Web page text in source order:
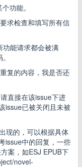
功能。
求检查和填写所有信
功能请求都会被满
复的内容，我是否还
直接在该issue下进
issue已被关闭且未被
现的，可以根据具体
issue中的回复，一些
案，如ESJ EPUB下
novel-